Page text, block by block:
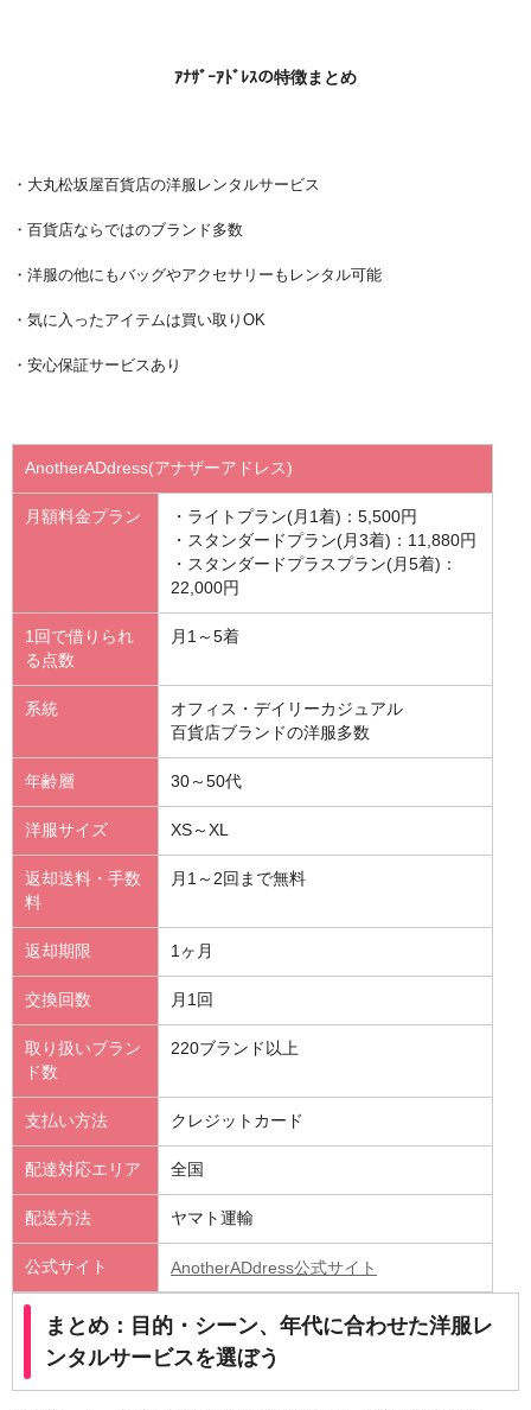
ｱﾅｻﾞｰｱﾄﾞﾚｽの特徴まとめ
・大丸松坂屋百貨店の洋服レンタルサービス
・百貨店ならではのブランド多数
・洋服の他にもバッグやアクセサリーもレンタル可能
・気に入ったアイテムは買い取りOK
・安心保証サービスあり
AnotherADdress(アナザーアドレス)
月額料金プラン
・ライトプラン(月1着)：5,500円
・スタンダードプラン(月3着)：11,880円
・スタンダードプラスプラン(月5着)：
22,000円
1回で借りられ
る点数
月1～5着
系統
オフィス・デイリーカジュアル
百貨店ブランドの洋服多数
年齢層 30～50代
洋服サイズ XS～XL
返却送料・手数
料
月1～2回まで無料
返却期限 1ヶ月
交換回数 月1回
取り扱いブラン
ド数
220ブランド以上
支払い方法 クレジットカード
配達対応エリア 全国
配送方法 ヤマト運輸
公式サイト AnotherADdress公式サイト
まとめ：目的・シーン、年代に合わせた洋服レ
ンタルサービスを選ぼう